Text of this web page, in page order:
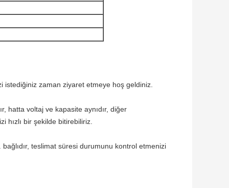
istediğiniz zaman ziyaret etmeye hoş geldiniz.
hatta voltaj ve kapasite aynıdır, diğer
hızlı bir şekilde bitirebiliriz.
teslimat süresi durumunu kontrol etmenizi